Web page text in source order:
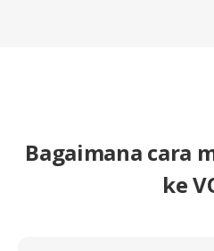
Bagaimana cara
ke